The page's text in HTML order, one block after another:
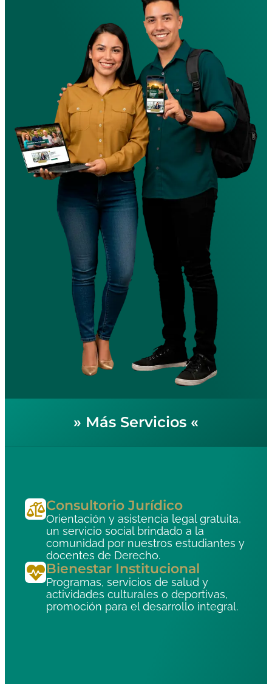
» Más Servicios «
Consultorio Jurídico
Orientación y asistencia legal gratuita,
un servicio social brindado a la
comunidad por nuestros estudiantes y
docentes de Derecho.
Bienestar Institucional
Programas, servicios de salud y
actividades culturales o deportivas,
promoción para el desarrollo integral.